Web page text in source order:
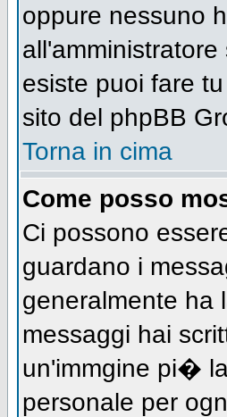
oppure nessuno
esiste puoi fare
sito del phpBB
Torna in cima
Come posso
Ci possono
guardano i
generalmente ha
messaggi hai
un'immgine pi�
personale per